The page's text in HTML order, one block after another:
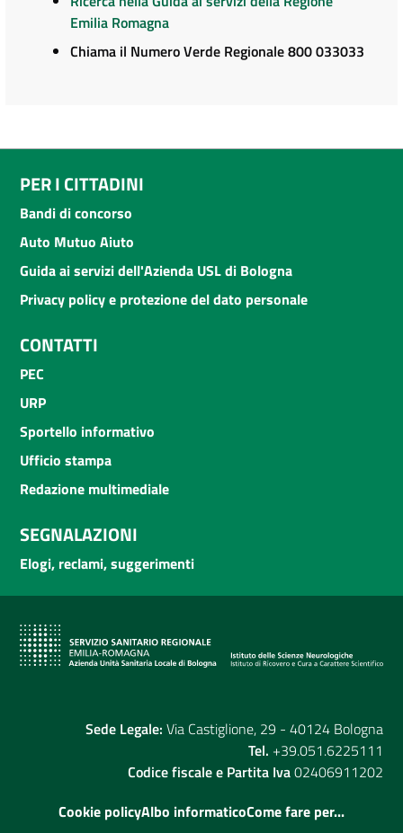
Emilia Romagna
Chiama il Numero Verde Regionale 800 033033
PER I CITTADINI
Bandi di concorso
Auto Mutuo Aiuto
Guida ai servizi dell'Azienda USL di Bologna
Privacy policy e protezione del dato personale
CONTATTI
PEC
URP
Sportello informativo
Ufficio stampa
Redazione multimediale
SEGNALAZIONI
Elogi, reclami, suggerimenti
Sede Legale: Via Castiglione, 29 - 40124 Bologna
Tel. +39.051.6225111
Codice fiscale e Partita Iva02406911202
Cookie policyAlbo informaticoCome fare per...